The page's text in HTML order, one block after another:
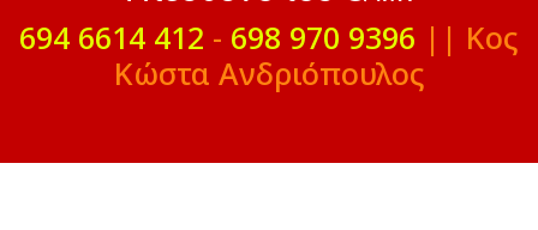
694 6614 412 - 698 970 9396 || Κος
Κώστα Ανδριόπουλος